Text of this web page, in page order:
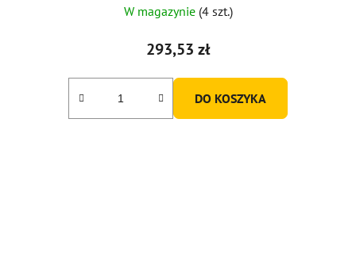
W magazynie (4 szt.)
293,53 zł
DO KOSZYKA